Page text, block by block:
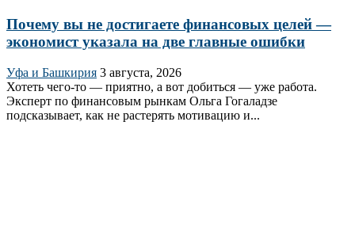
Почему вы не достигаете финансовых целей —
экономист указала на две главные ошибки
Уфа и Башкирия 3 августа, 2026
Хотеть чего-то — приятно, а вот добиться — уже работа.
Эксперт по финансовым рынкам Ольга Гогаладзе
подсказывает, как не растерять мотивацию и...